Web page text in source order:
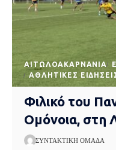
AΙΤΩΛΟΑΚΑΡΝΑΝΊΑ
ΑΘΛΗΤΙΚΈΣ
Φιλικό του
Ομόνοια, στη
ΣΥΝΤΑΚΤΙΚΉ ΟΜΆΔΑ